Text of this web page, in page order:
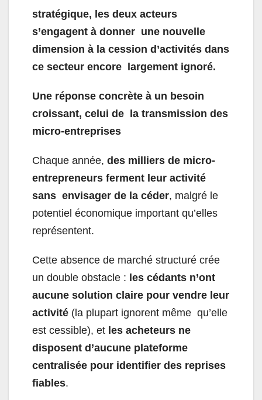
stratégique, les deux acteurs
s’engagent à donner une nouvelle
dimension à la cession d’activités dans
ce secteur encore largement ignoré.
Une réponse concrète à un besoin
croissant, celui de la transmission des
micro-entreprises
Chaque année, des milliers de micro-
entrepreneurs ferment leur activité
sans envisager de la céder, malgré le
potentiel économique important qu’elles
représentent.
Cette absence de marché structuré crée
un double obstacle : les cédants n’ont
aucune solution claire pour vendre leur
activité (la plupart ignorent même qu’elle
est cessible), et les acheteurs ne
disposent d’aucune plateforme
centralisée pour identifier des reprises
fiables.